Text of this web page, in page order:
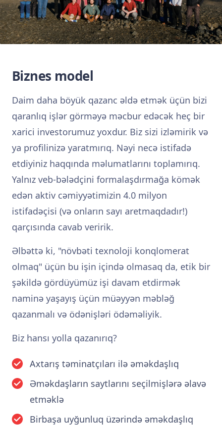
Biznes model
Daim daha böyük qazanc əldə etmək üçün bizi
qaranlıq işlər görməyə məcbur edəcək heç bir
xarici investorumuz yoxdur. Biz sizi izləmirik və
ya profilinizə yaratmırıq. Nəyi necə istifadə
etdiyiniz haqqında məlumatlarını toplamırıq.
Yalnız veb-bələdçini formalaşdırmağa kömək
edən aktiv cəmiyyətimizin 4.0 milyon
istifadəçisi (və onların sayı aretmaqdadır!)
qarçısında cavab veririk.
Əlbəttə ki, "növbəti texnoloji konqlomerat
olmaq" üçün bu işin içində olmasaq da, etik bir
şəkildə gördüyümüz işi davam etdirmək
naminə yaşayış üçün müəyyən məbləğ
qazanmalı və ödənişləri ödəməliyik.
Biz hansı yolla qazanırıq?
Axtarış təminatçıları ilə əməkdaşlıq
Əməkdaşların saytlarını seçilmişlərə əlavə
etməklə
Birbaşa uyğunluq üzərində əməkdaşlıq